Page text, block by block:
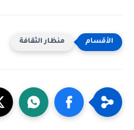
منظار الثقافة